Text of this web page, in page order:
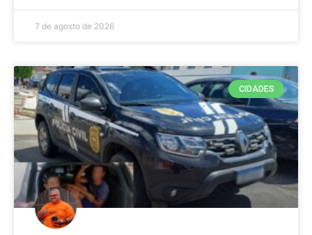
7 de agosto de 2026
CIDADES